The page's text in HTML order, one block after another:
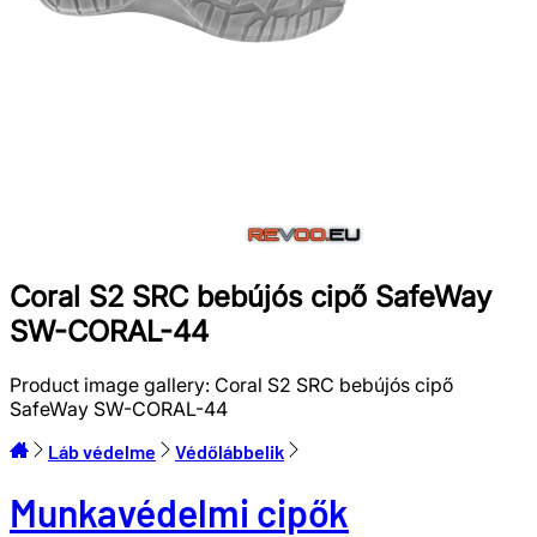
Coral S2 SRC bebújós cipő SafeWay
SW-CORAL-44
Product image gallery: Coral S2 SRC bebújós cipő
SafeWay SW-CORAL-44
Láb védelme Védőlábbelik
Munkavédelmi cipők